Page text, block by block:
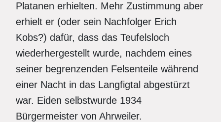
Platanen erhielten. Mehr Zustimmung aber
erhielt er (oder sein Nachfolger Erich
Kobs?) dafür, dass das Teufelsloch
wiederhergestellt wurde, nachdem eines
seiner begrenzenden Felsenteile während
einer Nacht in das Langfigtal abgestürzt
war. Eiden selbstwurde 1934
Bürgermeister von Ahrweiler.